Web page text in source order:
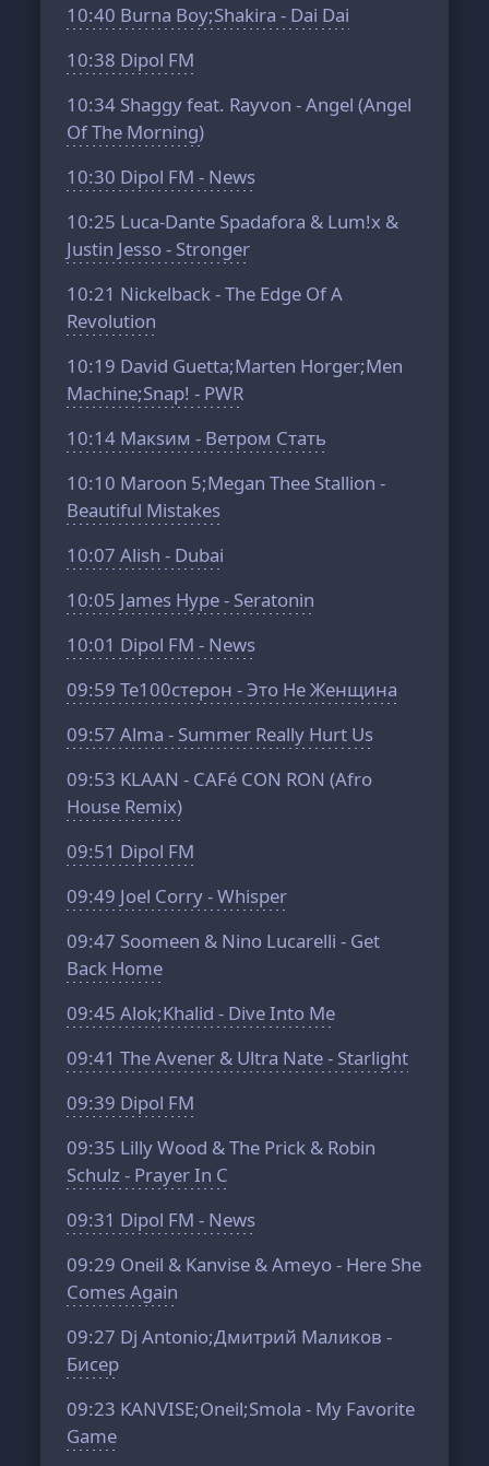
10:40 Burna Boy;Shakira - Dai Dai
10:38 Dipol FM
10:34 Shaggy feat. Rayvon - Angel (Angel
Of The Morning)
10:30 Dipol FM - News
10:25 Luca-Dante Spadafora & Lum!x &
Justin Jesso - Stronger
10:21 Nickelback - The Edge Of A
Revolution
10:19 David Guetta;Marten Horger;Men
Machine;Snap! - PWR
10:14 Макsим - Ветром Стать
10:10 Maroon 5;Megan Thee Stallion -
Beautiful Mistakes
10:07 Alish - Dubai
10:05 James Hype - Seratonin
10:01 Dipol FM - News
09:59 Те100стерон - Это Не Женщина
09:57 Alma - Summer Really Hurt Us
09:53 KLAAN - CAFé CON RON (Afro
House Remix)
09:51 Dipol FM
09:49 Joel Corry - Whisper
09:47 Soomeen & Nino Lucarelli - Get
Back Home
09:45 Alok;Khalid - Dive Into Me
09:41 The Avener & Ultra Nate - Starlight
09:39 Dipol FM
09:35 Lilly Wood & The Prick & Robin
Schulz - Prayer In C
09:31 Dipol FM - News
09:29 Oneil & Kanvise & Ameyо - Here She
Comes Again
09:27 Dj Antonio;Дмитрий Маликов -
Бисер
09:23 KANVISE;Oneil;Smola - My Favorite
Game